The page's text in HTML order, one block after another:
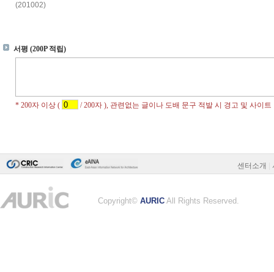
(201002)
센터소개
Copyright© AURIC All Rights Reserved.